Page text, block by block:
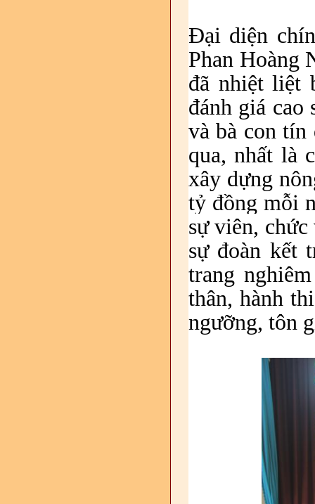
Đại diện
Phan Hoàng
đã nhiệt liệt
đánh giá cao
và bà con tín
qua, nhất là
xây dựng
tỷ đồng mỗi
sự viên,
sự đoàn kết
trang
thân, hành
ngưỡng, tôn